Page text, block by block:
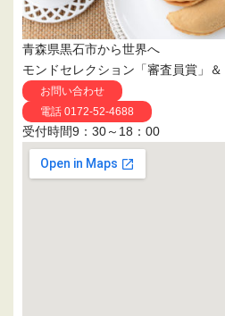
青森県黒石市から世界へ
モンドセレクション「審査員賞」＆
お問い合わせ
電話 0172-52-4688
受付時間9：30～18：00